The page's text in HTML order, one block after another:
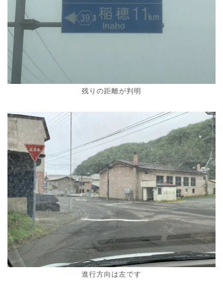
残りの距離が判明
進行方向は左です